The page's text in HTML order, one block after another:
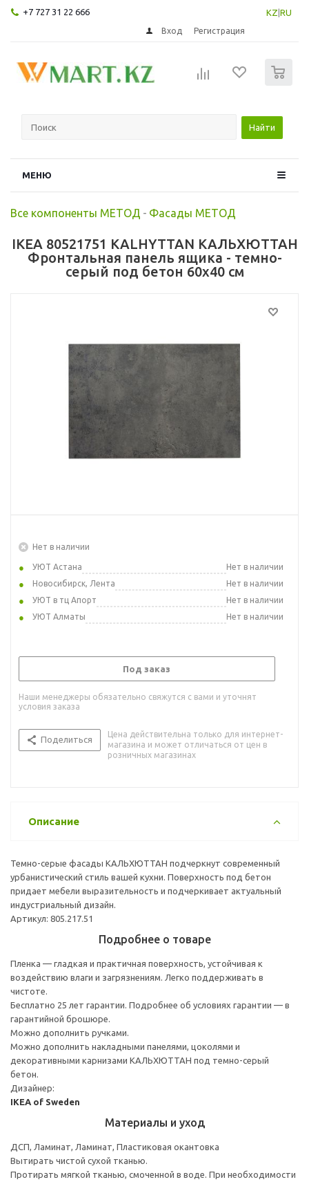
+7 727 31 22 666 KZ RU
Вход Регистрация
Найти
МЕНЮ
Все компоненты МЕТОД - Фасады МЕТОД
IKEA 80521751 KALHYTTAN КАЛЬХЮТТАН
Фронтальная панель ящика - темно-
серый под бетон 60x40 см
Нет в наличии
УЮТ Астана
Нет в наличии
Новосибирск, Лента
Нет в наличии
УЮТ в тц Апорт
Нет в наличии
УЮТ Алматы
Нет в наличии
Под заказ
Наши менеджеры обязательно свяжутся с вами и уточнят
условия заказа
Поделиться
Цена действительна только для интернет-
магазина и может отличаться от цен в
розничных магазинах
Описание
Темно-серые фасады КАЛЬХЮТТАН подчеркнут современный
урбанистический стиль вашей кухни. Поверхность под бетон
придает мебели выразительность и подчеркивает актуальный
индустриальный дизайн.
Артикул: 805.217.51
Подробнее о товаре
Пленка — гладкая и практичная поверхность, устойчивая к
воздействию влаги и загрязнениям. Легко поддерживать в
чистоте.
Бесплатно 25 лет гарантии. Подробнее об условиях гарантии — в
гарантийной брошюре.
Можно дополнить ручками.
Можно дополнить накладными панелями, цоколями и
декоративными карнизами КАЛЬХЮТТАН под темно-серый
бетон.
Дизайнер:
IKEA of Sweden
Материалы и уход
ДСП, Ламинат, Ламинат, Пластиковая окантовка
Вытирать чистой сухой тканью.
Протирать мягкой тканью, смоченной в воде. При необходимости